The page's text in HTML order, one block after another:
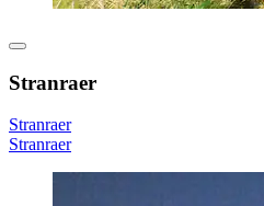
Stranraer
Stranraer
Stranraer